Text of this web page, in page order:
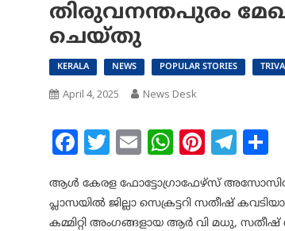
തിരുവനന്തപുരം
ചെയ്തു
KERALA NEWS POPULAR STORIES
April 4, 2025 News Desk
Facebook
Twitter
EmailWhatsApp
ആൾ കേരള ഫോട്ടോഗ്രാഫേഴ്സ്
പ്ലാസയിൽ ജില്ലാ സെക്രട്ടറി സതീഷ്
കമ്മിറ്റി അംഗങ്ങളായ ആർ വി മധു,